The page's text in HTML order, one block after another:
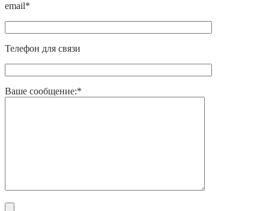
email*
Телефон для связи
Ваше сообщение:*